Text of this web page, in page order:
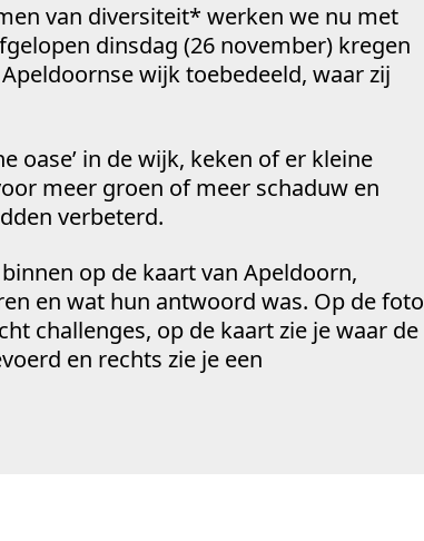
van diversiteit* werken we nu met
dinsdag (26 november) kregen
wijk toebedeeld, waar zij
oase’ in de wijk, keken of er kleine
meer groen of meer schaduw en
verbeterd.
op de kaart van Apeldoorn,
en wat hun antwoord was. Op de foto
challenges, op de kaart zie je waar de
en rechts zie je een